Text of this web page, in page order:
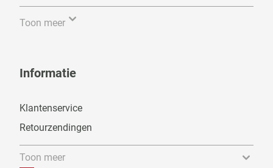
Toon meer
Informatie
Klantenservice
Retourzendingen
Toon meer